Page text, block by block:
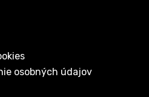
osobných údajov